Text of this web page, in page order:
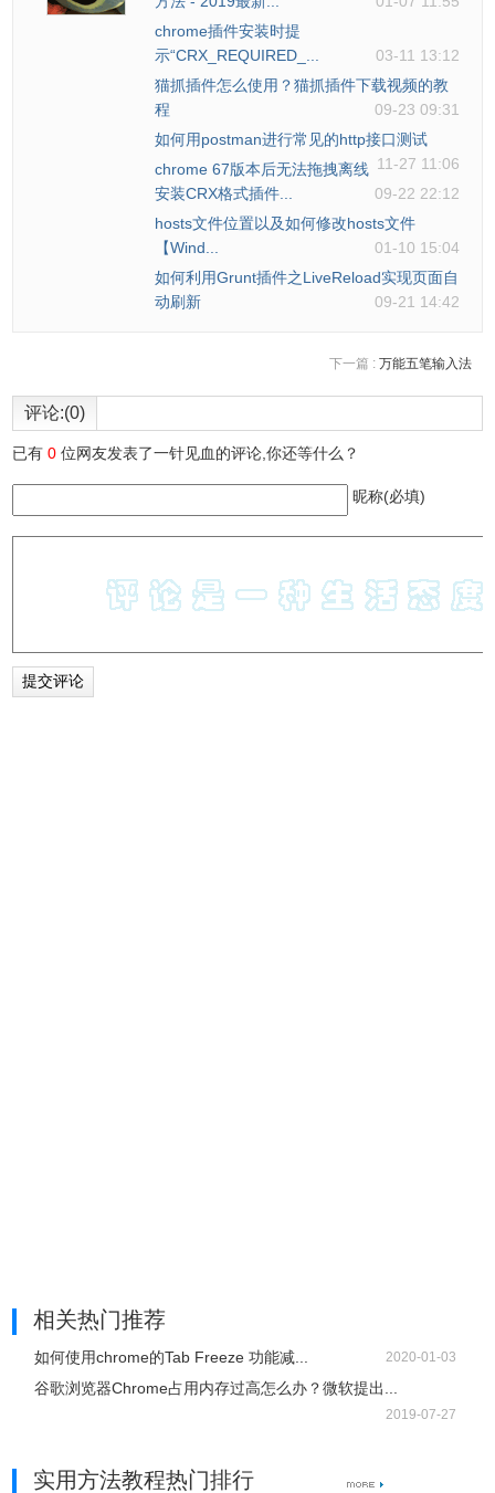
要重新加载的，在默认情况下，需要手动刷新页面，才可以
继续浏览。但是，The Great Suspender也提供了自动重新加
载的选项，可以将功能设置为浏览冻结了的标签页时，就自
动重新加载这个标签页，更便于使用。
值得一提的是，这个重新加载是无需通过网络进行的，而是
利用本地的缓存，就算是断网，也可以重新显示原来的页
chrome插件安装时提
示“CRX_REQUIRED_...
03-11 13:12
猫抓插件怎么使用？猫抓插件下载视频的教
程
09-23 09:31
如何用postman进行常见的http接口测试
11-27 11:06
chrome 67版本后无法拖拽离线
安装CRX格式插件...
09-22 22:12
hosts文件位置以及如何修改hosts文件
【Wind...
01-10 15:04
如何利用Grunt插件之LiveReload实现页面自
动刷新
09-21 14:42
下一篇 : 万能五笔输入法
评论:(0)
已有0 位网友发表了一针见血的评论,你还等什么？
昵称(必填)
相关热门推荐
如何使用chrome的Tab Freeze 功能减... 2020-01-03
谷歌浏览器Chrome占用内存过高怎么办？微软提出...
2019-07-27
实用方法教程热门排行